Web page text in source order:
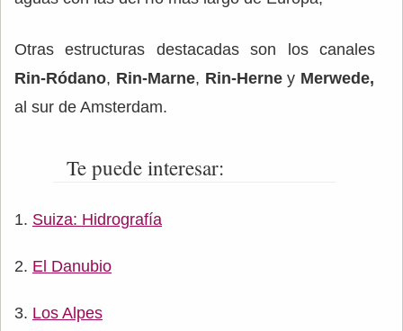
Otras estructuras destacadas son los canales
Rin-Ródano, Rin-Marne, Rin-Herney Merwede,
al sur de Amsterdam.
Te puede interesar:
Suiza: Hidrografía
El Danubio
Los Alpes